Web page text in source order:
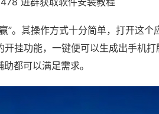
”。其操作方式十分简单，打开这个
挂功能，一键便可以生成出手机
都可以满足需求。